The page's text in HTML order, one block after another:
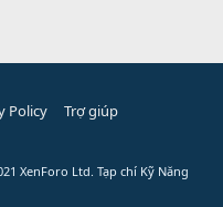
Policy
Trợ giúp
XenForo Ltd. Tạp chí Kỹ Năng